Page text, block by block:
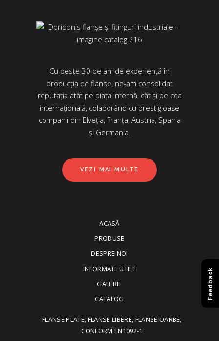
Cu peste 30 de ani de experiență în
producția de flanse, ne-am consolidat
reputația atât pe piața internă, cât și pe cea
internațională, colaborând cu prestigioase
companii din Elveția, Franța, Austria, Spania
și Germania.
VEZI MAI MULTE
ACASĂ
PRODUSE
DESPRE NOI
INFORMATII UTILE
GALERIE
CATALOG
FLANSE PLATE, FLANSE LIBERE, FLANSE OARBE,
CONFORM EN1092-1
Feedback